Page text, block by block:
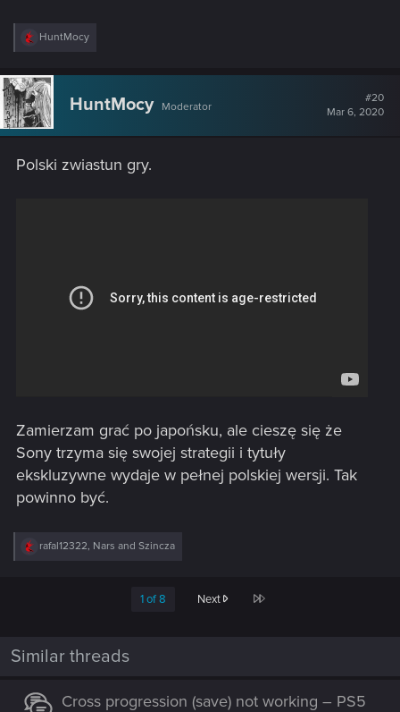
R
c
t
i
o
n
:
HuntMocy
HuntMocy Moderator
#20
Mar 6, 2020
Polski zwiastun gry.
Zamierzam grać po japońsku, ale cieszę się że
Sony trzyma się swojej strategii i tytuły
ekskluzywne wydaje w pełnej polskiej wersji. Tak
powinno być.
R
s
rafal12322, Nars and Szincza
1 of 8 Next Last
Similar threads
Cross progression (save) not working – PS5